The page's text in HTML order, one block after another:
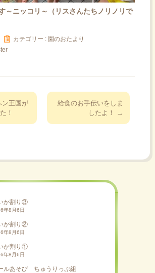
～ニッコリ～（リスさんたちノリノリで
カテゴリー : 園のおたより
ン王国が
！
給食のお手伝いをしま
したよ！
→
か割り③
年8月6日
か割り②
年8月6日
か割り①
年8月6日
ルあそび ちゅうりっぷ組